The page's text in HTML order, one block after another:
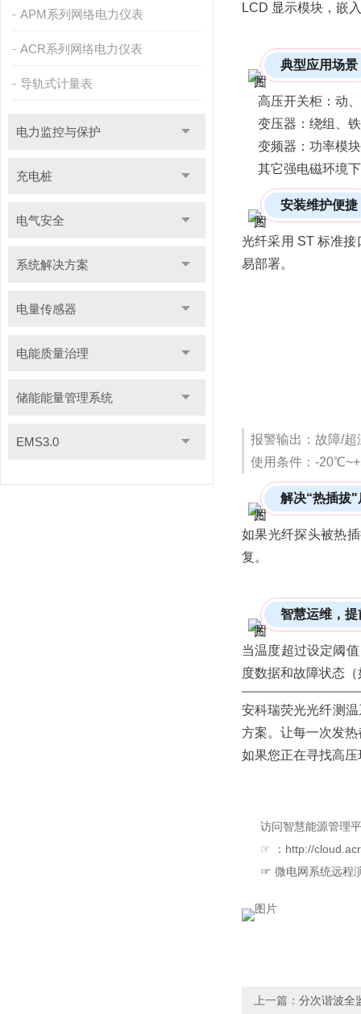
APM系列网络电力仪表
ACR系列网络电力仪表
导轨式计量表
电力监控与保护
充电桩
电气安全
系统解决方案
电量传感器
电能质量治理
储能能量管理系统
EMS3.0
LCD 显示模块，嵌
典型应用场景
高压开关柜：动
变压器：绕组、
变频器：功率模
其它强电磁环境
安装维护便捷
光纤采用 ST 标准
易部署。
报警输出：故障/超
使用条件：-
解决“热插拔"
如果光纤探头被热
复。
智慧运维，提
当温度超过设定阈
度数据和故障状态
安科瑞荧光光纤测
方案。让每一次发
如果您正在寻找高
访问智慧能源管理
☞ ：http://
☞ 微电网系统远程
上一篇： 分次谐波全